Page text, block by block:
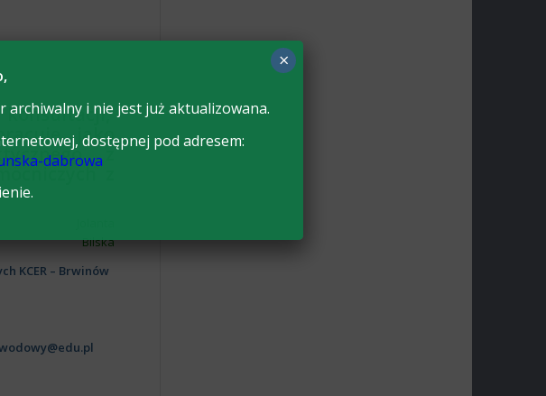
jako
z
z
Bilska
KCER – Brwinów
i nie jest już aktualizowana.
dostępnej pod adresem:
dabrowa
×